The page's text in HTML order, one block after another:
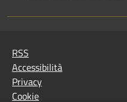
RSS
Accessibilità
Privacy
Cookie